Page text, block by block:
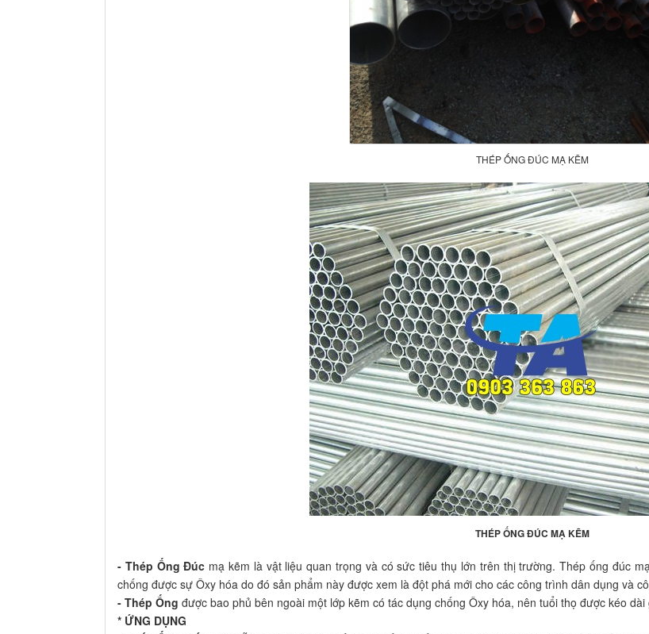
THÉP ỐNG ĐÚC MẠ KẼM
THÉP ỐNG ĐÚC MẠ KẼM
- Thép Ống Đúc mạ kẽm là vật liệu quan trọng và có sức tiêu thụ lớn trên thị trường. Thép ống đúc
chống được sự Ôxy hóa do đó sản phẩm này được xem là đột phá mới cho các công trình dân dụng và
- Thép Ống được bao phủ bên ngoài một lớp kẽm có tác dụng chống Ôxy hóa, nên tuổi thọ được kéo
* ỨNG DỤNG